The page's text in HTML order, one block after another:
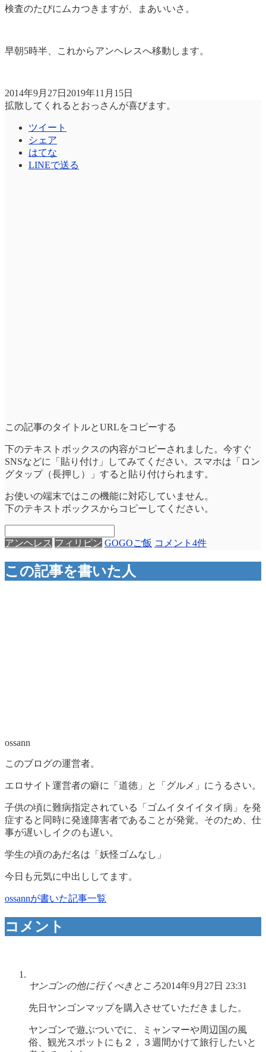
検査のたびにムカつきますが、まあいいさ。
早朝5時半、これからアンヘレスへ移動します。
2014年9月27日 2019年11月15日
拡散してくれるとおっさんが喜びます。
ツイート
シェア
はてな
LINEで送る
この記事のタイトルとURLをコピーする
下のテキストボックスの内容がコピーされました。今すぐ
SNSなどに「貼り付け」してみてください。スマホは「ロン
グタップ（長押し）」すると貼り付けられます。
お使いの端末ではこの機能に対応していません。
下のテキストボックスからコピーしてください。
アンヘレス フィリピン GOGOご飯 コメント4件
この記事を書いた人
ossann
このブログの運営者。
エロサイト運営者の癖に「道徳」と「グルメ」にうるさい。
子供の頃に難病指定されている「ゴムイタイイタイ病」を発
症すると同時に発達障害者であることが発覚。そのため、仕
事が遅いしイクのも遅い。
学生の頃のあだ名は「妖怪ゴムなし」
今日も元気に中出ししてます。
ossannが書いた記事一覧
コメント
ヤンゴンの他に行くべきところ2014年9月27日 23:31
先日ヤンゴンマップを購入させていただきました。
ヤンゴンで遊ぶついでに、ミャンマーや周辺国の風
俗、観光スポットにも２，３週間かけて旅行したいと